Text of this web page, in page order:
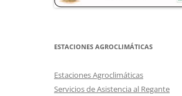
MANEJO DEL SUELO CON
ESTACIONES AGROCLIMÁTICAS
Estaciones Agroclimáticas
Servicios de Asistencia al Regante